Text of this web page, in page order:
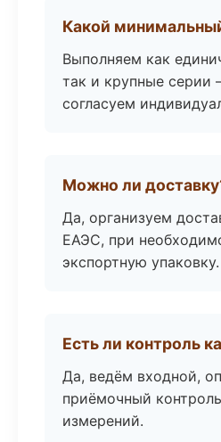
Какой
Выполняем как
так и крупные серии
согласуем
Можно ли
Да, организуем
ЕАЭС, при
экспортную упаковку.
Есть ли контроль
Да, ведём входной,
приёмочный
измерений.